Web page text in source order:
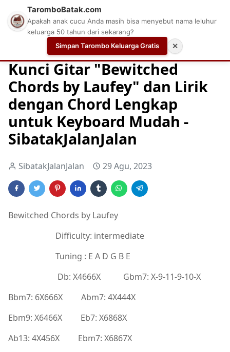
Chord Chord Gitar Easy Guitar Tabs
Kunci Gitar "Bewitched
Chords by Laufey" dan Lirik
dengan Chord Lengkap
untuk Keyboard Mudah -
SibatakJalanJalan
SibatakJalanJalan 29 Agu, 2023
Bewitched Chords by Laufey
Difficulty: intermediate
Tuning : E A D G B E
Db: X4666X Gbm7: X-9-11-9-10-X
Bbm7: 6X666X Abm7: 4X444X
Ebm9: X6466X Eb7: X6868X
Ab13: 4X456X Ebm7: X6867X
TaromboBatak.com
Apakah anak cucu Anda masih bisa menyebut nama leluhur
keluarga 50 tahun dari sekarang?
Simpan Tarombo Keluarga Gratis
✕